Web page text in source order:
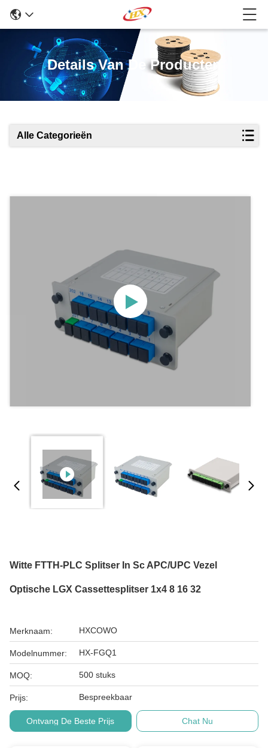
Details Van De Producten
Alle Categorieën
Witte FTTH-PLC Splitser In Sc APC/UPC Vezel
Optische LGX Cassettesplitser 1x4 8 16 32
Merknaam: HXCOWO
Modelnummer: HX-FGQ1
MOQ: 500 stuks
Prijs: Bespreekbaar
Ontvang De Beste Prijs Chat Nu